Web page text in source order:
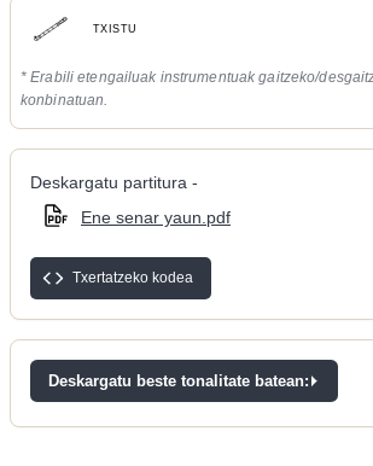
TXISTU
* Erabili etengailuak instrumentuak gaitzeko/
konbinatuan.
Deskargatu partitura -
Ene senar yaun.pdf
Txertatzeko kodea
Deskargatu beste tonalitate batean: